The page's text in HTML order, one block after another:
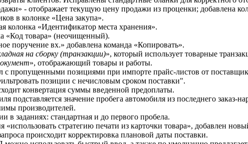
- отображает текущую цену продажи из проценки; добавлена
в колонке «Цена закупа».
колонка «Идентификатор места хранения».
«Код товара» (неочищенный).
поручение вх.» добавлена команда «Копировать».
на сборку (транзакции)», который использует товарные
», отображающий товары и работы.
с пропущенными позициями при импорте прайс-листов от
позиции с нечисловым сроком поставки".
конвертация суммы введенной предоплаты.
подставляется значение пробега автомобиля из последнего заказ-
производителей.
в заданиях: стандартная и до первого пробела.
«использовать стратегию печати из карточки товара», добавлен
происходит корректировка плановой даты поставки.